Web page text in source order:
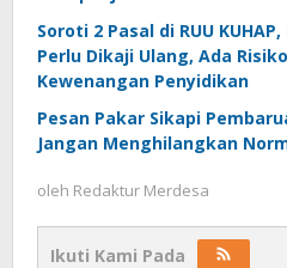
Soroti 2 Pasal di RUU
Perlu Dikaji Ulang, Ada
Kewenangan Penyidikan
Pesan Pakar Sikapi
Jangan Menghilangkan
oleh Redaktur Merdesa
Ikuti Kami Pada